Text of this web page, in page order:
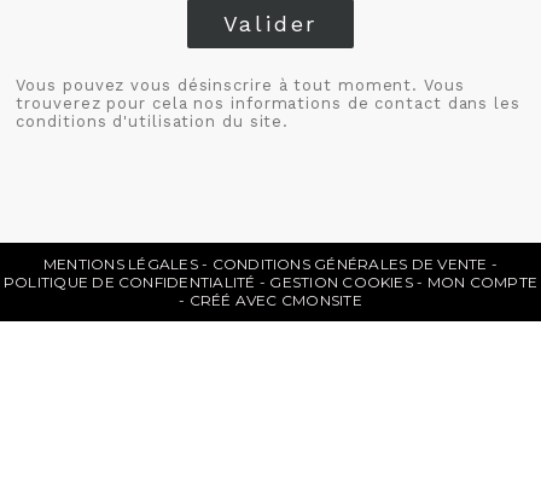
Valider
Vous pouvez vous désinscrire à tout moment. Vous
trouverez pour cela nos informations de contact dans les
conditions d'utilisation du site.
MENTIONS LÉGALES
CONDITIONS GÉNÉRALES DE VENTE
POLITIQUE DE CONFIDENTIALITÉ
GESTION COOKIES
MON COMPTE
CRÉÉ AVEC CMONSITE